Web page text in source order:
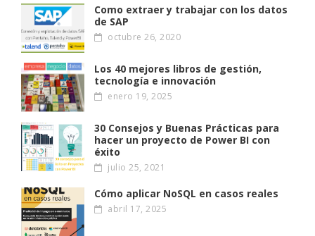
Como extraer y trabajar con los datos
de SAP
octubre 26, 2020
Los 40 mejores libros de gestión,
tecnología e innovación
enero 19, 2025
30 Consejos y Buenas Prácticas para
hacer un proyecto de Power BI con
éxito
julio 25, 2021
Cómo aplicar NoSQL en casos reales
abril 17, 2025